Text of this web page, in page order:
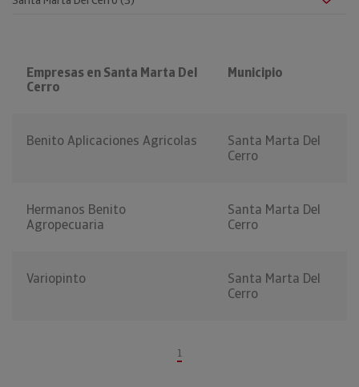
Empresas en Santa Marta Del
Cerro
Municipio
Benito Aplicaciones Agricolas
Santa Marta Del
Cerro
Hermanos Benito
Agropecuaria
Santa Marta Del
Cerro
Variopinto
Santa Marta Del
Cerro
1